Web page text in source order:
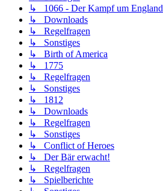
↳ 1066 - Der Kampf um England
↳ Downloads
↳ Regelfragen
↳ Sonstiges
↳ Birth of America
↳ 1775
↳ Regelfragen
↳ Sonstiges
↳ 1812
↳ Downloads
↳ Regelfragen
↳ Sonstiges
↳ Conflict of Heroes
↳ Der Bär erwacht!
↳ Regelfragen
↳ Spielberichte